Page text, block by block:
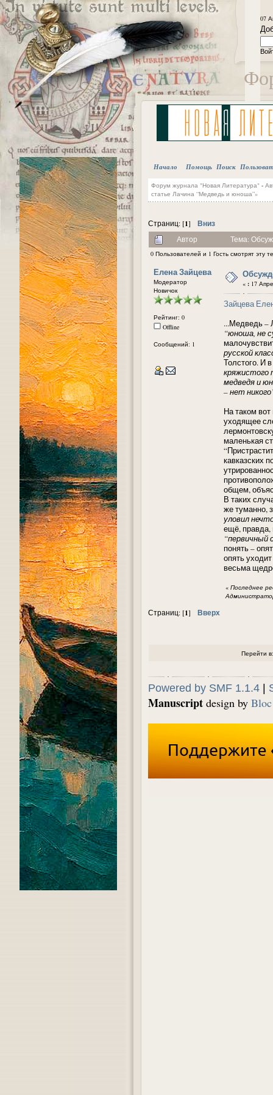
07
Начало Помощь Поиск
Форум журнала "Новая Литература"-
статье Лачина “Медведь и юноша”»
Страниц: [1] Вниз
Автор Тема:
0 Пользователей и 1 Гость смотрят эту
Елена Зайцева
Модератор
Новичок
Рейтинг: 0
Offline
Сообщений: 1
« : 17
Зайцева
...Медведь –
“юноша, не
русской
Толстого. И
кряжистого
медведя и
– нет
На таком
уходящее
маленькая
кавказских
общем,
В таких
же туманно,
уловил
ещё, правда,
“первичный
понять –
опять
весьма
« Последнее
Страниц: [1] Вверх
Перейти в:
Powered by SMF 1.1.4 |
Manuscript design by Bloc